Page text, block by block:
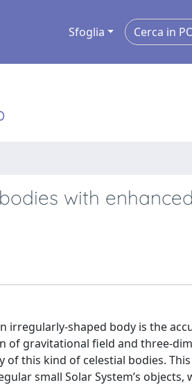
Sfoglia
with enhanced
irregularly-shaped body is the
of gravitational field and three-
this kind of celestial bodies.
small Solar System’s objects,